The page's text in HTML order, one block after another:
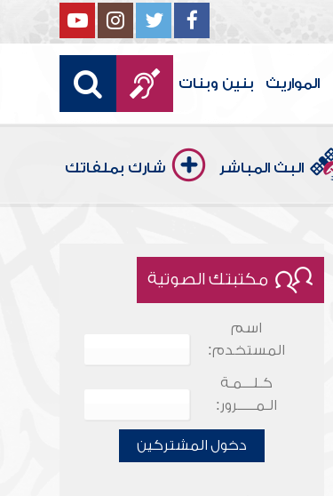
المواريث بنين وبنات
البث المباشر شارك بملفاتك
مكتبتك الصوتية
اسم
المستخدم:
كـلـــمـة
الـمـــــرور:
دخول المشتركين